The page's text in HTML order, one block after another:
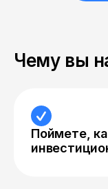
Чему вы
Поймете,